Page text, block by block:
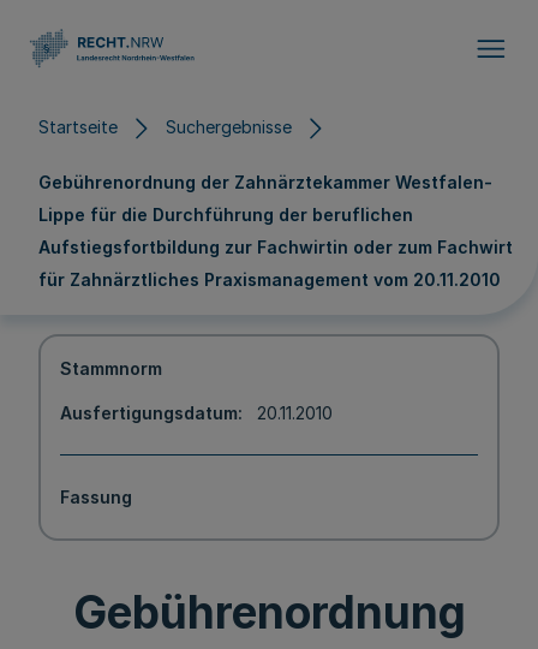
Startseite Suchergebnisse
Gebührenordnung der Zahnärztekammer Westfalen-
Lippe für die Durchführung der beruflichen
Aufstiegsfortbildung zur Fachwirtin oder zum Fachwirt
für Zahnärztliches Praxismanagement vom 20.11.2010
Stammnorm
Ausfertigungsdatum 20.11.2010
Fassung
Gebührenordnung